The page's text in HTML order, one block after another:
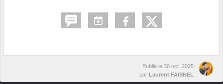
Publié le 30 oct. 2025
par Laurent FAISNEL